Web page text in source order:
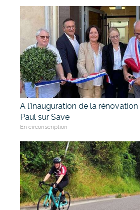
A l'inauguration de la
Paul sur Save
En circonscription